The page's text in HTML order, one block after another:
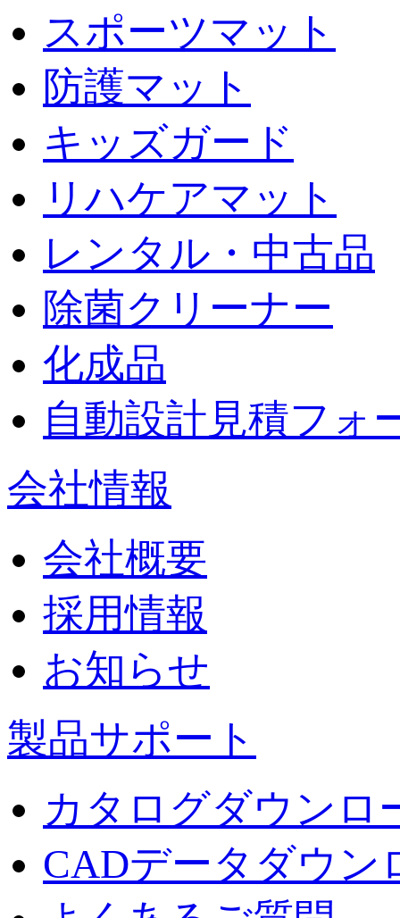
スポーツマット
防護マット
キッズガード
リハケアマット
レンタル・中古品
除菌クリーナー
化成品
自動設計見積フォ
会社情報
会社概要
採用情報
お知らせ
製品サポート
カタログダウンロ
CADデータダウン